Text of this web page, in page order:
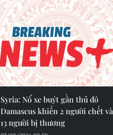
Syria: Nổ xe buýt gần thủ đô
Damascus khiến 2 người chết và
13 người bị thương